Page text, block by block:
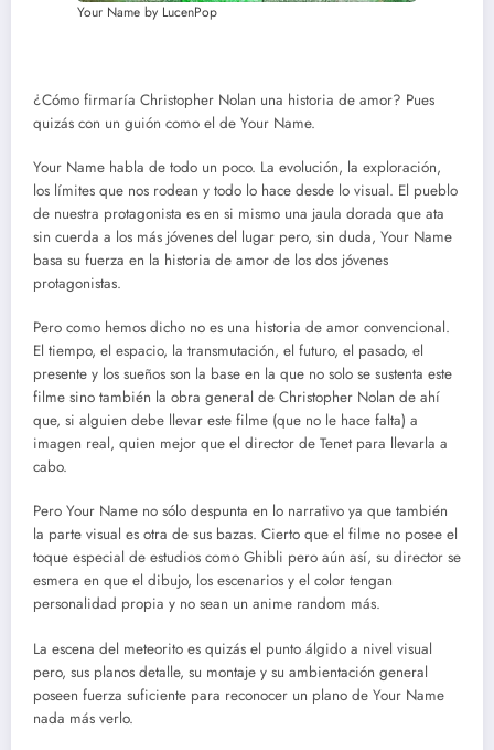
Your Name by LucenPop
¿Cómo firmaría Christopher Nolan una historia de amor? Pues
quizás con un guión como el de Your Name.
Your Name habla de todo un poco. La evolución, la exploración,
los límites que nos rodean y todo lo hace desde lo visual. El pueblo
de nuestra protagonista es en si mismo una jaula dorada que ata
sin cuerda a los más jóvenes del lugar pero, sin duda, Your Name
basa su fuerza en la historia de amor de los dos jóvenes
protagonistas.
Pero como hemos dicho no es una historia de amor convencional.
El tiempo, el espacio, la transmutación, el futuro, el pasado, el
presente y los sueños son la base en la que no solo se sustenta este
filme sino también la obra general de Christopher Nolan de ahí
que, si alguien debe llevar este filme (que no le hace falta) a
imagen real, quien mejor que el director de Tenet para llevarla a
cabo.
Pero Your Name no sólo despunta en lo narrativo ya que también
la parte visual es otra de sus bazas. Cierto que el filme no posee el
toque especial de estudios como Ghibli pero aún así, su director se
esmera en que el dibujo, los escenarios y el color tengan
personalidad propia y no sean un anime random más.
La escena del meteorito es quizás el punto álgido a nivel visual
pero, sus planos detalle, su montaje y su ambientación general
poseen fuerza suficiente para reconocer un plano de Your Name
nada más verlo.